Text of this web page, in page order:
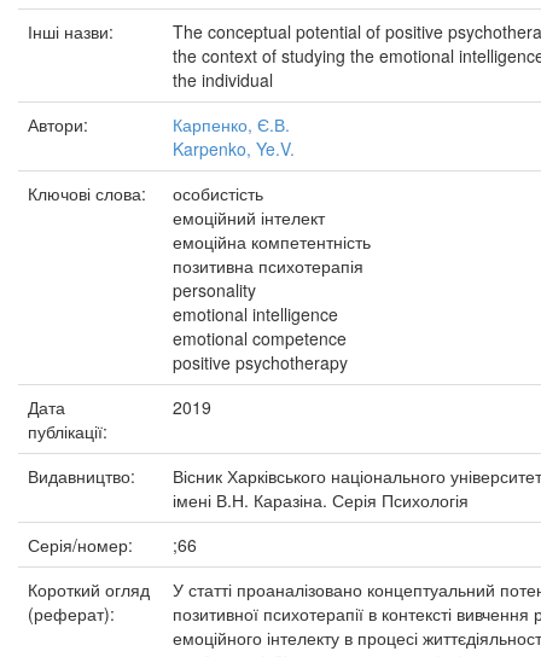
Інші назви:
The conceptual potential of positive
the context of studying the emotional
the individual
Автори:
Карпенко, Є.В.
Karpenko, Ye.V.
Ключові слова:
особистість
емоційний інтелект
емоційна компетентність
позитивна психотерапія
personality
emotional intelligence
emotional competence
positive psychotherapy
Дата
публікації:
2019
Видавництво:
Вісник Харківського національного
імені В.Н. Каразіна. Серія Психологія
Серія/номер:
;66
Короткий огляд
(реферат):
У статті проаналізовано концептуальний
позитивної психотерапії в контексті вивчення
емоційного інтелекту в процесі